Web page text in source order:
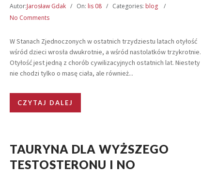
Autor:Jarosław Gdak On: lis 08 Categories: blog
No Comments
W Stanach Zjednoczonych w ostatnich trzydziestu latach otyłość
wśród dzieci wrosła dwukrotnie, a wśród nastolatków trzykrotnie.
Otyłość jest jedną z chorób cywilizacyjnych ostatnich lat. Niestety
nie chodzi tylko o masę ciała, ale również...
CZYTAJ DALEJ
TAURYNA DLA WYŻSZEGO
TESTOSTERONU I NO